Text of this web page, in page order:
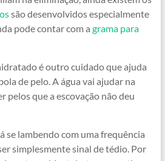
são desenvolvidos especialmente
pode contar com a grama para
é outro cuidado que ajuda
de pelo. A água vai ajudar na
pelos que a escovação não deu
se lambendo com uma frequência
simplesmente sinal de tédio. Por